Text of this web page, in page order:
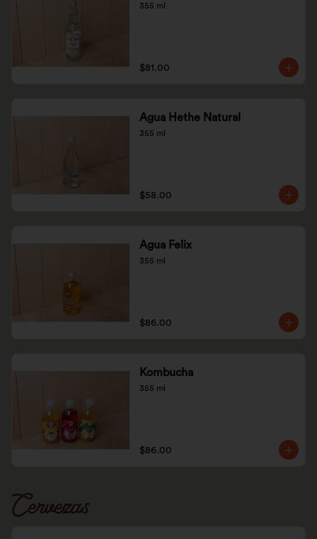
355 ml
$81.00
Agua Hethe Natural
355 ml
$58.00
Agua Felix
355 ml
$86.00
Kombucha
355 ml
$86.00
Cervezas